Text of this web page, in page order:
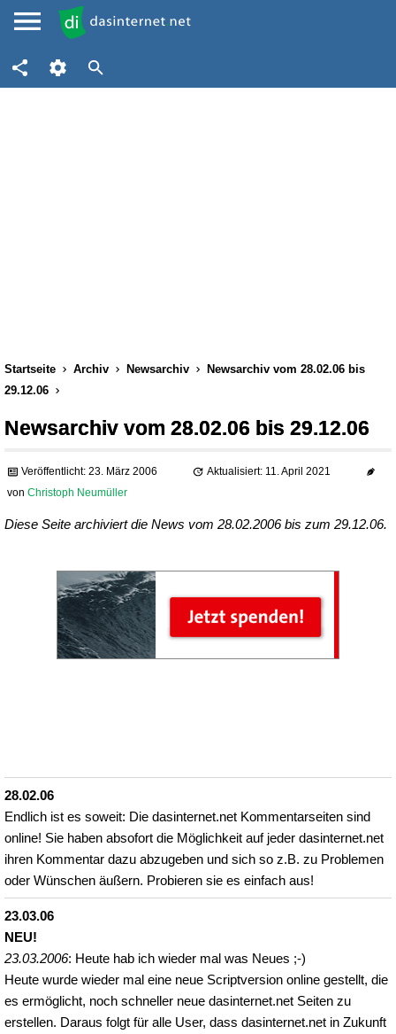
Startseite Archiv Newsarchiv
Newsarchiv vom 28.02.06 bis
29.12.06
Newsarchiv vom 28.02.06 bis 29.12.06
Veröffentlicht: 23. März 2006
Aktualisiert: 11. April 2021
von Christoph Neumüller
Diese Seite archiviert die News vom 28.02.2006 bis zum 29.12.06.
28.02.06
Endlich ist es soweit: Die dasinternet.net Kommentarseiten sind
online! Sie haben absofort die Möglichkeit auf jeder dasinternet.net
ihren Kommentar dazu abzugeben und sich so z.B. zu Problemen
oder Wünschen äußern. Probieren sie es einfach aus!
23.03.06
NEU!
23.03.2006: Heute hab ich wieder mal was Neues ;-)
Heute wurde wieder mal eine neue Scriptversion online gestellt, die
es ermöglicht, noch schneller neue dasinternet.net Seiten zu
erstellen. Daraus folgt für alle User, dass dasinternet.net in Zukunft